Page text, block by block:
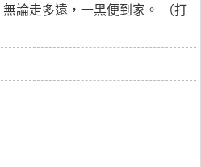
論走多遠，一黑便到家。 （打